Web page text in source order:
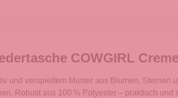
COWGIRL
und verspieltem Muster aus Blumen, Sternen
Robust aus 100 % Polyester – praktisch